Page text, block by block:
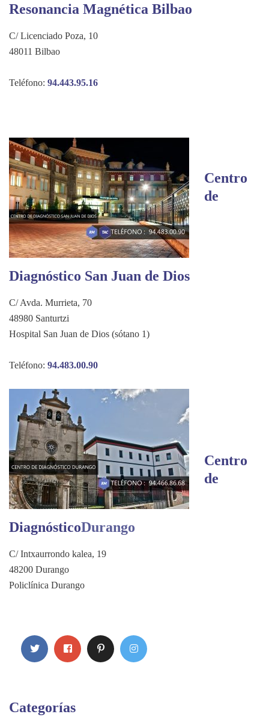
Resonancia Magnética Bilbao
C/ Licenciado Poza, 10
48011 Bilbao
Teléfono: 94.443.95.16
Centro
de
Diagnóstico San Juan de Dios
C/ Avda. Murrieta, 70
48980 Santurtzi
Hospital San Juan de Dios (sótano 1)
Teléfono: 94.483.00.90
Centro
de
DiagnósticoDurango
C/ Intxaurrondo kalea, 19
48200 Durango
Policlínica Durango
Categorías